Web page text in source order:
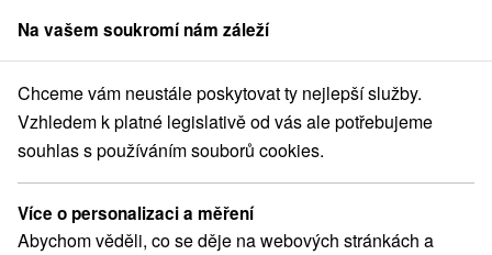
člen skupinySorger
Prešovský kraj Bardejov Lázne Bardejovské Kúpele
Recenze - Hotel Alexander
Bardejov
Bardejov
Na vašem soukromí nám záleží
Chceme vám neustále poskytovat ty nejlepší služby.
Vzhledem k platné legislativě od vás ale potřebujeme
souhlas s používáním souborů cookies.
Více o personalizaci a měření
Abychom věděli, co se děje na webových stránkách a